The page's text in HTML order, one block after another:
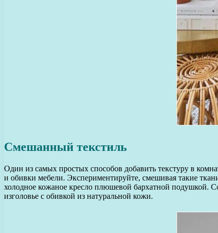
Смешанный текстиль
Один из самых простых способов добавить текстуру в
и обивки мебели. Экспериментируйте, смешивая такие
холодное кожаное кресло плюшевой бархатной подушкой.
изголовье с обивкой из натуральной кожи.